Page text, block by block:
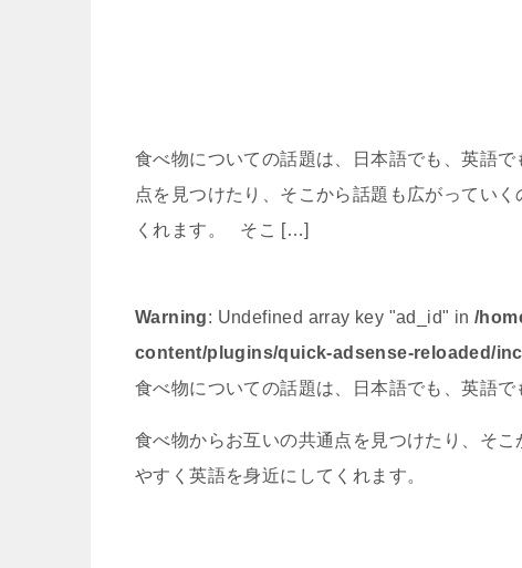
食べ物についての話題は、日本語でも、英語
点を見つけたり、そこから話題も広がってい
くれます。 そこ […]
Warning: Undefined array key "ad_id" in/
content/plugins/quick-adsense-reloaded/
食べ物についての話題は、日本語でも、英語で
食べ物からお互いの共通点を見つけたり、そ
やすく英語を身近にしてくれます。